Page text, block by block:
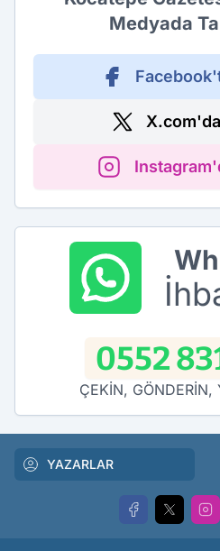
Medyada
0552
ÇEKİN, GÖNDERİN,
YAZARLAR